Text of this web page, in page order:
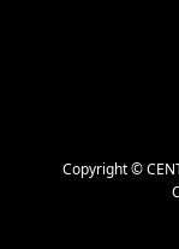
Copyright©